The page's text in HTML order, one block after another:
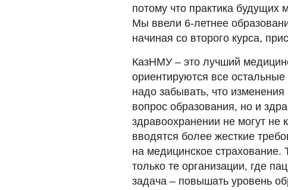
потому что практика будущих
Мы ввели 6-летнее
начиная со второго курса,
КазНМУ – это лучший
ориентируются все
надо забывать, что
вопрос образования, но и
здравоохранении не могут не
вводятся более жесткие
на медицинское
только те организации, где
задача – повышать уровень